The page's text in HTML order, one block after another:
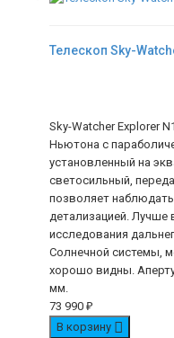
Телескоп Sky-
Sky-Watcher Explorer
Ньютона с
установленный на
светосильный,
позволяет
детализацией. Лучше
исследования
Солнечной системы,
хорошо видны.
мм.
73 990 ₽
В корзину